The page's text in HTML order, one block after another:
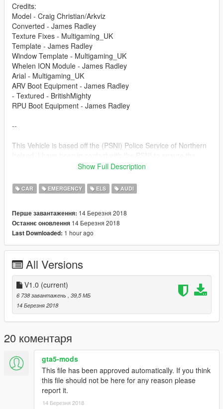
Credits:
Model - Craig Christian/Arkviz
Converted - James Radley
Texture Fixes - Multigaming_UK
Template - James Radley
Window Template - Multigaming_UK
Whelen ION Module - James Radley
Arial - Multigaming_UK
ARV Boot Equipment - James Radley
- Textured - BritishMighty
RPU Boot Equipment - James Radley
--
This Vehicle is based off the (PSNI) Police Service of Northern
vehicle is as accurate as I could make it.
The vehicle is best suited with POLICE3 Handling
*Any form of donation is appreciated as creating models is both
expensive and time consuming*
--
--
Police3
Insert into the latest Patchday
--
Links
--
Donations: paypal.me/MultigamingUK
Youtube: https://www.youtube.com/user/377luckyducky
Twitter: @Multi_Igrade
Discord Server: https://discord.gg/nHX7Xdj
Show Full Description
CAR EMERGENCY ELS AUDI
Перше завантаження: 14 Березня 2018
Останнє оновлення 14 Березня 2018
Last Downloaded: 1 hour ago
All Versions
V1.0 (current)
6 738 завантажень
, 39,5 МБ
14 Березня 2018
20 коментаря
gta5-mods
This file has been approved automatically. If you think
this file should not be here for any reason please
report it.
14 Березня 2018